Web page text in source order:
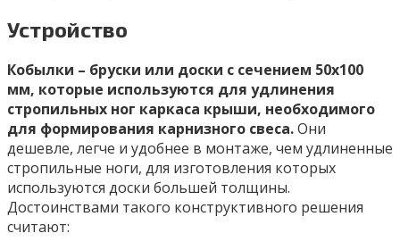
Устройство
Кобылки – бруски или доски с сечением 50х100
мм, которые используются для удлинения
стропильных ног каркаса крыши, необходимого
для формирования карнизного свеса.Они
дешевле, легче и удобнее в монтаже, чем удлиненные
стропильные ноги, для изготовления которых
используются доски большей толщины.
Достоинствами такого конструктивного решения
считают: